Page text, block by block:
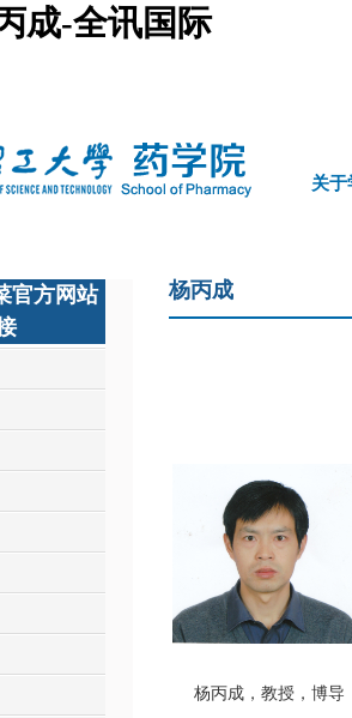
成-全讯国际
关于
官方网站
杨丙成
杨丙成，教授，博导